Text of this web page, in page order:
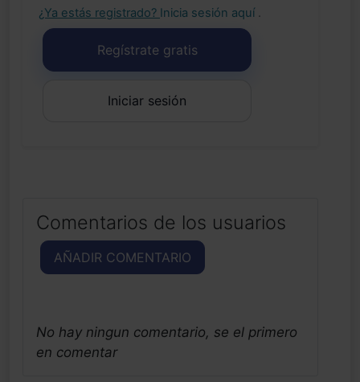
¿Ya estás registrado? Inicia sesión aquí .
Regístrate gratis
Iniciar sesión
Comentarios de los usuarios
AÑADIR COMENTARIO
No hay ningun comentario, se el primero
en comentar